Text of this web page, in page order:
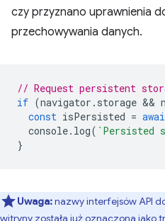
czy przyznano uprawnienia
przechowywania danych.
// Request persistent
if (navigator . storage &&
const isPersisted =
console. log( `Persisted
}
Uwaga:nazwy interfejsów API
witryny została już oznaczona jako